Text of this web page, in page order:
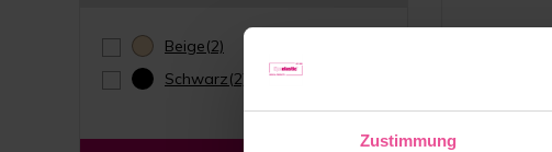
Zustimmung
Beige(2)
Schwarz(2)
Beige